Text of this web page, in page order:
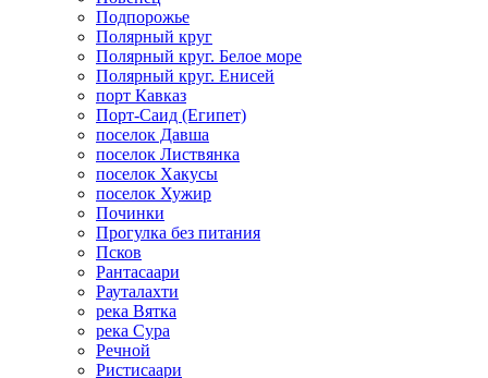
Подпорожье
Полярный круг
Полярный круг. Белое море
Полярный круг. Енисей
порт Кавказ
Порт-Саид (Египет)
поселок Давша
поселок Листвянка
поселок Хакусы
поселок Хужир
Починки
Прогулка без питания
Псков
Рантасаари
Рауталахти
река Вятка
река Сура
Речной
Ристисаари